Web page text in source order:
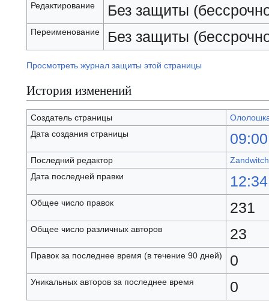
Редактирование Без защиты
Переименование Без защиты
Просмотреть журнал защиты этой страницы
История изменений
Создатель страницы
Дата создания страницы
Последний редактор
Zandwitch
Дата последней правки
Общее число правок 231
Общее число различных авторов 23
Правок за последнее время (в течение 90 дней) 0
Уникальных авторов за последнее время 0